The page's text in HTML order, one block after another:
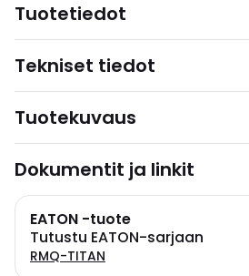
Tuotetiedot
Tekniset tiedot
Tuotekuvaus
Dokumentit ja linkit
EATON -tuote
Tutustu EATON-sarjaan
RMQ-TITAN